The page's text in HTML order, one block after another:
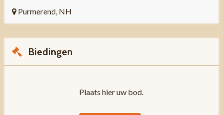
Purmerend, NH
Biedingen
Plaats hier uw bod.